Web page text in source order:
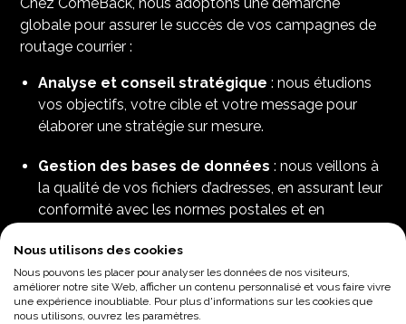
globale pour assurer le succès de vos campagnes de
routage courrier :​
Analyse et conseil stratégique : nous étudions
vos objectifs, votre cible et votre message pour
élaborer une stratégie sur mesure.
​Gestion des bases de données : nous veillons à
la qualité de vos fichiers d’adresses, en assurant leur
conformité avec les normes postales et en
notamment le RGPD.​
Conception et impression: nous vous
accompagnons dans le choix des formats, des
Nous utilisons des cookies
Nous pouvons les placer pour analyser les données de nos visiteurs,
améliorer notre site Web, afficher un contenu personnalisé et vous faire vivre
une expérience inoubliable. Pour plus d'informations sur les cookies que
nous utilisons, ouvrez les paramètres.